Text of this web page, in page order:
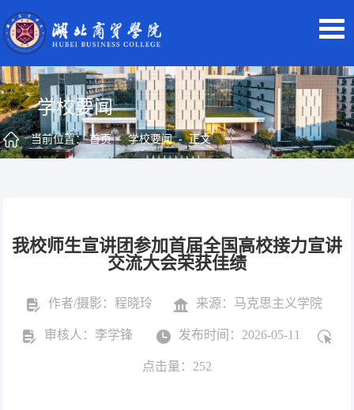
学校要闻
当前位置：首页-学校要闻- 正文
我校师生宣讲团参加首届全国高校接力宣讲
交流大会荣获佳绩
作者/摄影：程晓玲 来源：马克思主义学院
审核人：李学锋 发布时间：2026-05-11
点击量： 252